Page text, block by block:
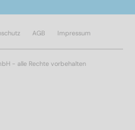
- alle Rechte vorbehalten
AGB Impressum